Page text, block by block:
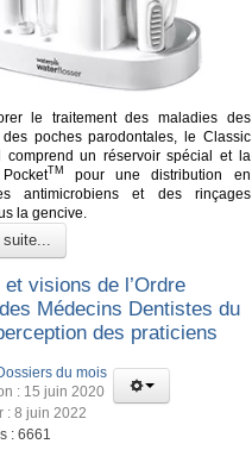
le traitement des maladies des
poches parodontales, le Classic
comprend un réservoir spécial et la
TM
pour une distribution en
antimicrobiens et des rinçages
la gencive.
visions de l’Ordre
Médecins Dentistes du
des praticiens
du mois
: 15 juin 2020
: 8 juin 2022
: 6661